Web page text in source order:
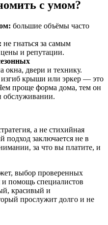
с умом?
большие объёмы часто
не гнаться за самым
и репутации.
окна, двери и технику.
крыши или эркер — это
проще форма дома, тем он
обслуживании.
а не стихийная
подход заключается не в
за что вы платите, и
выбор проверенных
и помощь специалистов
красивый и
прослужит долго и не